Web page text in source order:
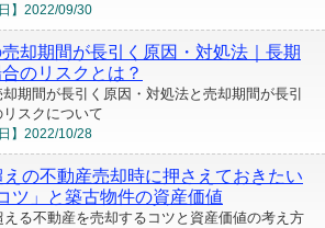
】 2022/09/30
却期間が長引く原因・対処法｜長期
のリスクとは？
期間が長引く原因・対処法と売却期間が長引
スクについて
】 2022/10/28
の不動産売却時に押さえておきたい
ツ」と築古物件の資産価値
える不動産を売却するコツと資産価値の考え方